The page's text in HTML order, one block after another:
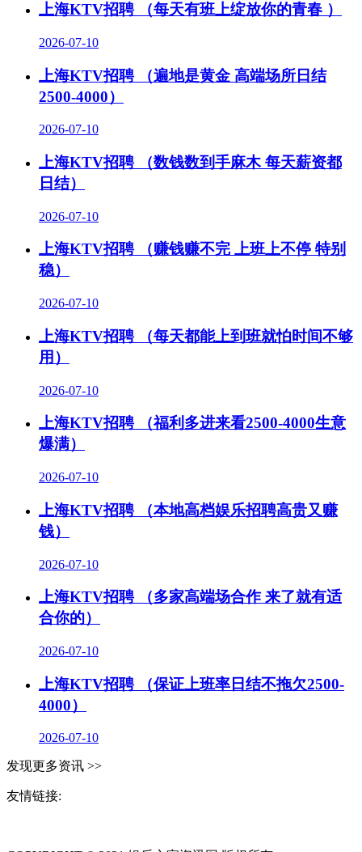
上海KTV招聘 （每天有班上绽放你的青春 ）
2026-07-10
上海KTV招聘 （遍地是黄金 高端场所日结
2500-4000）
2026-07-10
上海KTV招聘 （数钱数到手麻木 每天薪资都
日结）
2026-07-10
上海KTV招聘 （赚钱赚不完 上班上不停 特别
稳）
2026-07-10
上海KTV招聘 （每天都能上到班就怕时间不够
用）
2026-07-10
上海KTV招聘 （福利多进来看2500-4000生意
爆满）
2026-07-10
上海KTV招聘 （本地高档娱乐招聘高贵又赚
钱）
2026-07-10
上海KTV招聘 （多家高端场合作 来了就有适
合你的）
2026-07-10
上海KTV招聘 （保证上班率日结不拖欠2500-
4000）
2026-07-10
发现更多资讯 >>
友情链接: